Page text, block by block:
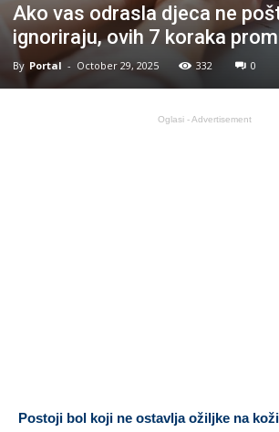
Ako vas odrasla djeca ne
ignoriraju, ovih 7 koraka
By Portal - October 29, 2025 332 0
Oglasi - Advertisement
Postoji bol koji ne ostavlja ožiljke na